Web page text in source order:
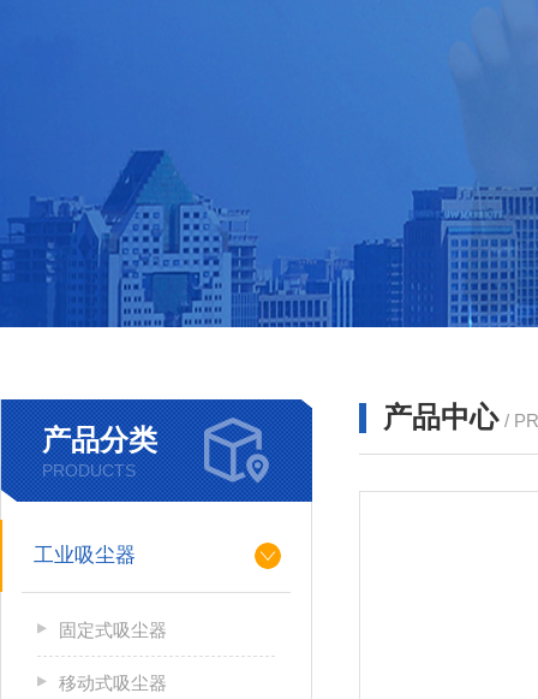
产品分类
PRODUCTS
工业吸尘器
固定式吸尘器
移动式吸尘器
产品中心 /